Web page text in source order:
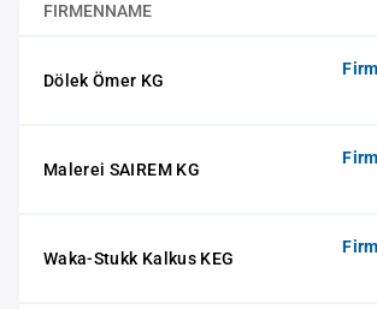
FIRMENNAME
Dölek Ömer KG
Malerei SAIREM KG
Waka-Stukk Kalkus KEG